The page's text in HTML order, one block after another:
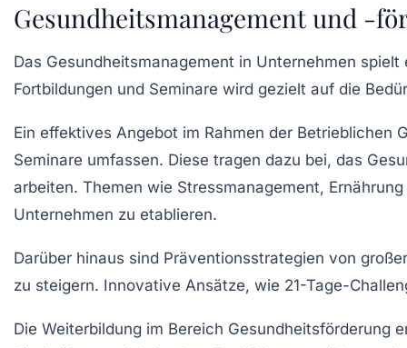
Gesundheitsmanagement und -
Das Gesundheitsmanagement in Unternehmen spielt
Fortbildungen und Seminare wird gezielt auf die
Ein effektives Angebot im Rahmen der Betrieblichen
Seminare umfassen. Diese tragen dazu bei, das
arbeiten. Themen wie Stressmanagement, Ernährung
Unternehmen zu etablieren.
Darüber hinaus sind Präventionsstrategien von
zu steigern. Innovative Ansätze, wie 21-Tage-
Die Weiterbildung im Bereich Gesundheitsförderung